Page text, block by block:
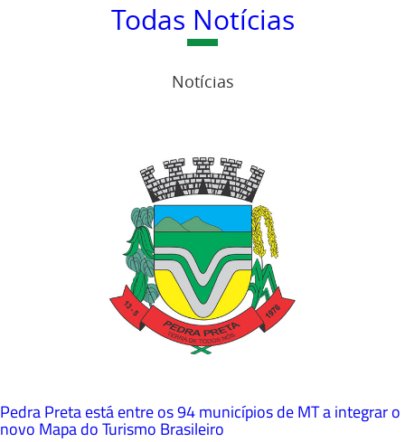
Todas Notícias
Notícias
Pedra Preta está entre os 94 municípios de MT a integrar o
novo Mapa do Turismo Brasileiro